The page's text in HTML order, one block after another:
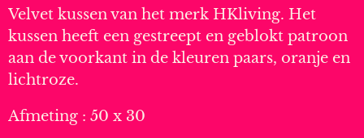
Velvet kussen van het merk HKliving. Het
kussen heeft een gestreept en geblokt patroon
aan de voorkant in de kleuren paars, oranje en
lichtroze.
Afmeting : 50 x 30